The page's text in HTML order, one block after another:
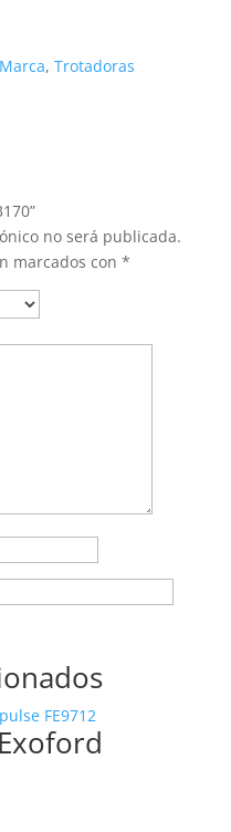
Marca, Trotadoras
no será publicada.
marcados con *